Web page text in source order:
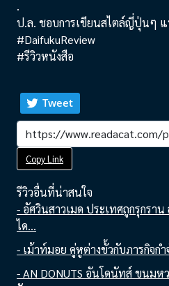
.
ป.ล. ชอบการเขียนสไตล์ญี่ปุ่นๆ
#DaifukuReview
#รีวิวหนังสือ
Tweet
Copy Link
รีวิวอื่นที่น่าสนใจ
- อัศวินสาวเมด ประเทศถูกรุกราน
ได...
- เม้าท์มอย คู่หูต่างขั้วกับภารกิจกํา
- AN DONUTS อันโดนัทส์ ขนมห